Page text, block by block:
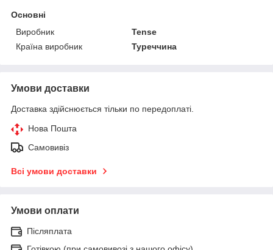
Основні
Виробник
Tense
Країна виробник
Туреччина
Умови доставки
Доставка здійснюється тільки по передоплаті.
Нова Пошта
Самовивіз
Всі умови доставки
Умови оплати
Післяплата